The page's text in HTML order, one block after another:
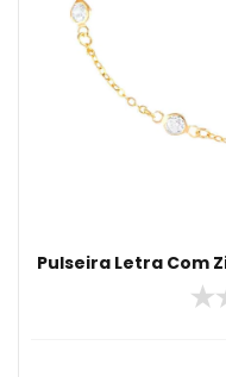
Pulseira Letra Com